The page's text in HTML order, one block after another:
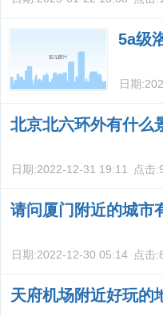
5a级
日期:
北京北六环外有什么
日期:2022-12-31 19:11 点击:
请问厦门附近的城市
日期:2022-12-30 05:14 点击:
天府机场附近好玩的